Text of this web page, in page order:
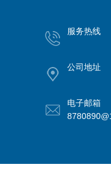
服务热线
公司地址
电子邮箱